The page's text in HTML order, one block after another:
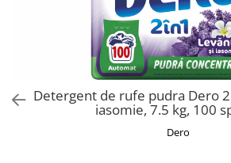
Sosuri si dressinguri
Siropuri si toppinguri
Faina, orez & alte alimente de baza
Paste fainoase si cereale
Chipsuri & Snacksuri
Bauturi Non-Alcoolice
Bauturi carbogazoase
Bauturi necarbogazoase
Bauturi energizante
Apa
Dezinfectant toaleta
Detartrant toaleta
Solutii suprafete baie
Odorizant toaleta
Absorbant umiditate
Servetele umede antibacteriene
Lotiuni si creme de corp
Tratamente ingrijire corp
Deodorante si antiperspirante
Ceara, benzi si creme depilatoare
Detergent de rufe pudra Dero
iasomie, 7.5 kg, 100
Dero